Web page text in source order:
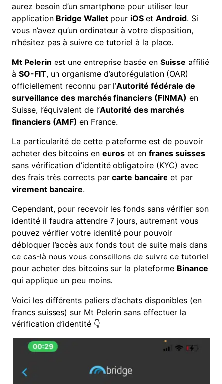
aurez besoin d’un smartphone pour utiliser leur
application Bridge Wallet pour iOS et Android. Si
vous n’avez qu’un ordinateur à votre disposition,
n’hésitez pas à suivre ce tutoriel à la place.
Mt Pelerin est une entreprise basée en Suisse affilié
à SO-FIT, un organisme d’autorégulation (OAR)
officiellement reconnu par l’Autorité fédérale de
surveillance des marchés financiers (FINMA) en
Suisse, l’équivalent de l’Autorité des marchés
financiers (AMF) en France.
La particularité de cette plateforme est de pouvoir
acheter des bitcoins en euros et en francs suisses
sans vérification d’identité obligatoire (KYC) avec
des frais très corrects par carte bancaire et par
virement bancaire.
Cependant, pour recevoir les fonds sans vérifier son
identité il faudra attendre 7 jours, autrement vous
pouvez vérifier votre identité pour pouvoir
débloquer l’accès aux fonds tout de suite mais dans
ce cas-là nous vous conseillons de suivre ce tutoriel
pour acheter des bitcoins sur la plateforme Binance
qui applique un peu moins.
Voici les différents paliers d’achats disponibles (en
francs suisses) sur Mt Pelerin sans effectuer la
vérification d’identité 👇